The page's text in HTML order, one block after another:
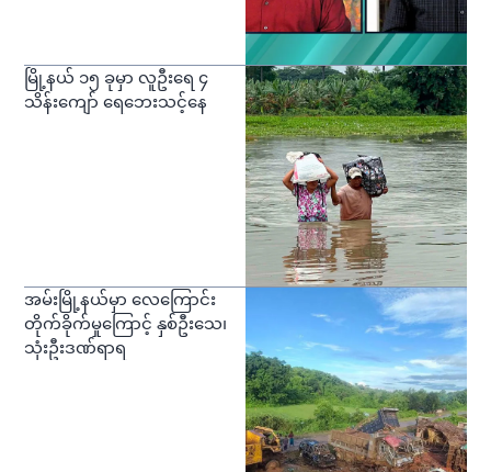
မြို့နယ် ၁၅ ခုမှာ လူဦးရေ ၄
သိန်းကျော် ရေဘေးသင့်နေ
အမ်းမြို့နယ်မှာ လေကြောင်း
တိုက်ခိုက်မှုကြောင့် နှစ်ဦးသေ၊
သုံးဦးဒဏ်ရာရ